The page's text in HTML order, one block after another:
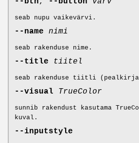
seab nupu vaikevärvi.
--name nimi
seab rakenduse nime.
--title tiitel
seab rakenduse tiitli
--visual TrueColor
sunnib rakendust kasutama
kuval.
--inputstyle